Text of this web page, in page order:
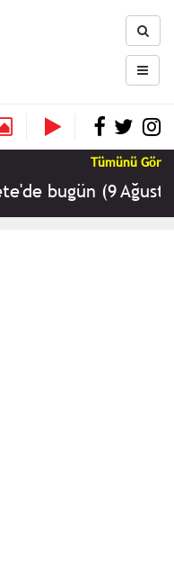
Tümünü Gör
bugün (9 Ağustos